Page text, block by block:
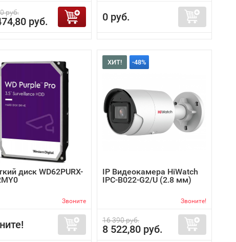
руб.
руб. 0 руб.
диск WD62PURX-
Звоните
ХИТ! -48%
IP Видеокамера HiWatch
IPC-B022-G2/U (2.8 мм)
Звоните!
16 390 руб.
8 522,80 руб.